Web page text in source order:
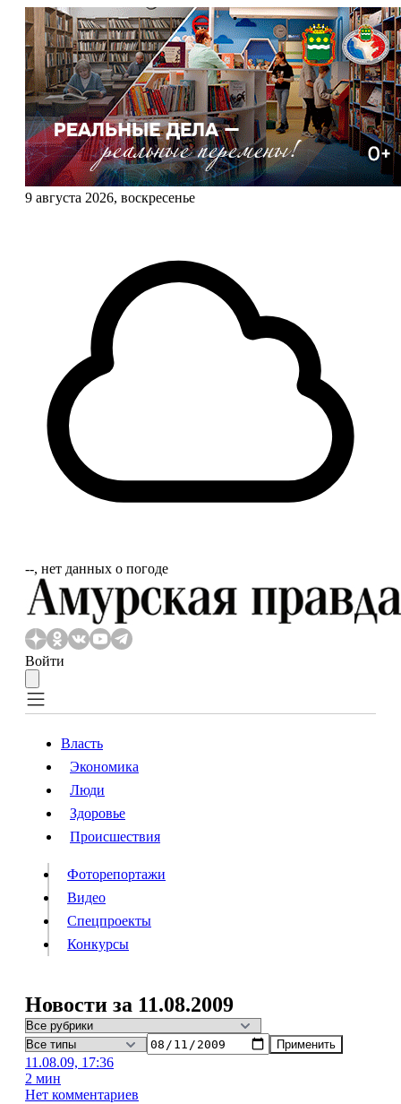
9 августа 2026, воскресенье
‐‐, нет данных о погоде
Войти
Власть
Происшествия
Видео
Конкурсы
ИнформацияПодпискаРекламаВсе новостиАрхив
Власть
Экономика
Люди
Здоровье
Происшествия
Фоторепортажи
Видео
Спецпроекты
Конкурсы
Новости за 11.08.2009
Применить
11.08.09, 17:36
2 мин
Нет комментариев